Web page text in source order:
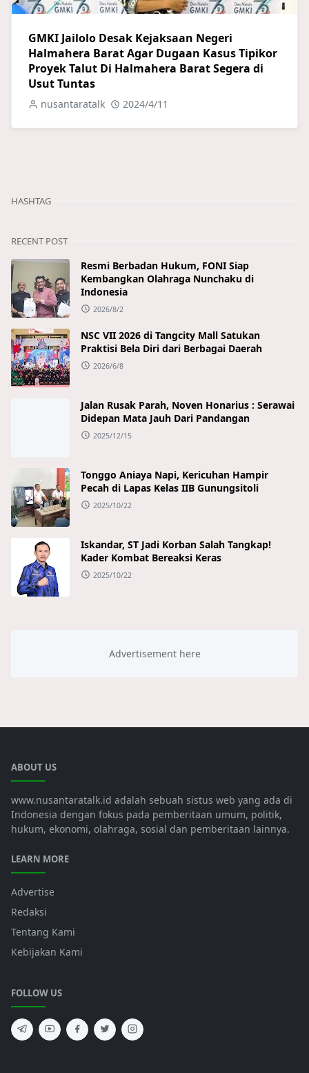
GMKI Jailolo Desak Kejaksaan Negeri
Halmahera Barat Agar Dugaan Kasus Tipikor
Proyek Talut Di Halmahera Barat Segera di
Usut Tuntas
nusantaratalk 2024/4/11
HASHTAG
RECENT POST
Resmi Berbadan Hukum, FONI Siap
Kembangkan Olahraga Nunchaku di
Indonesia
2026/8/2
NSC VII 2026 di Tangcity Mall Satukan
Praktisi Bela Diri dari Berbagai Daerah
2026/6/8
Jalan Rusak Parah, Noven Honarius : Serawai
Didepan Mata Jauh Dari Pandangan
2025/12/15
Tonggo Aniaya Napi, Kericuhan Hampir
Pecah di Lapas Kelas IIB Gunungsitoli
2025/10/22
Iskandar, ST Jadi Korban Salah Tangkap!
Kader Kombat Bereaksi Keras
2025/10/22
ABOUT US
www.nusantaratalk.id adalah sebuah sistus web yang ada di
Indonesia dengan fokus pada pemberitaan umum, politik,
hukum, ekonomi, olahraga, sosial dan pemberitaan lainnya.
LEARN MORE
Advertise
Redaksi
Tentang Kami
Kebijakan Kami
FOLLOW US